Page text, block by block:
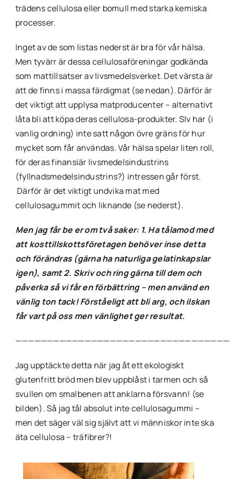
trädens cellulosa eller bomull med starka kemiska
processer.
Inget av de som listas nederst är bra för vår hälsa.
Men tyvärr är dessa cellulosaföreningar godkända
som mattillsatser av livsmedelsverket. Det värsta är
att de finns i massa färdigmat (se nedan). Därför är
det viktigt att upplysa matproducenter – alternativt
låta bli att köpa deras cellulosa-produkter. Slv har (i
vanlig ordning) inte satt någon övre gräns för hur
mycket som får användas. Vår hälsa spelar liten roll,
för deras finansiär livsmedelsindustrins
(fyllnadsmedelsindustrins?) intressen går först.
Därför är det viktigt undvika mat med
cellulosagummit och liknande (se nederst).
Men jag får be er om två saker: 1. Ha tålamod med
att kosttillskottsföretagen behöver inse detta
och förändras (gärna ha naturliga gelatinkapslar
igen), samt 2. Skriv och ring gärna till dem och
påverka så vi får en förbättring – men använd en
vänlig ton tack! Förståeligt att bli arg, och ilskan
får vart på oss men vänlighet ger resultat.
Jag upptäckte detta när jag åt ett ekologiskt
glutenfritt bröd men blev uppblåst i tarmen och så
svullen om smalbenen att anklarna försvann! (se
bilden). Så jag tål absolut inte cellulosagummi –
men det säger väl sig självt att vi människor inte ska
äta cellulosa – träfibrer?! ️